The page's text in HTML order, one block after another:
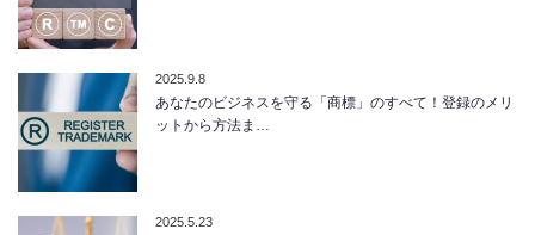
2025.9.8
あなたのビジネスを守る「商標」のすべて！登録のメリ
ットから方法ま…
2025.5.23